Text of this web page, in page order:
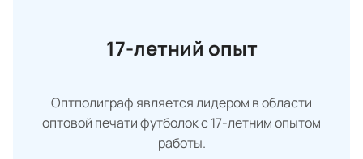
17-летний опыт
Оптполиграф является лидером в области
оптовой печати футболок с 17-летним опытом
работы.